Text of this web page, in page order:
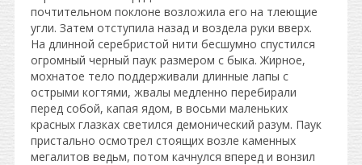
почтительном поклоне возложила его на тлеющие
угли. Затем отступила назад и воздела руки вверх.
На длинной серебристой нити бесшумно спустился
огромный черный паук размером с быка. Жирное,
мохнатое тело поддерживали длинные лапы с
острыми когтями, жвалы медленно перебирали
перед собой, капая ядом, в восьми маленьких
красных глазках светился демонический разум. Паук
пристально осмотрел стоящих возле каменных
мегалитов ведьм, потом качнулся вперед и вонзил